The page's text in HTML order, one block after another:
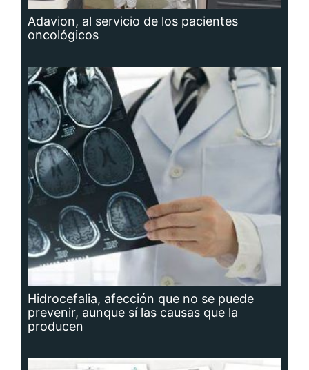
Adavion, al servicio de los pacientes
oncológicos
Hidrocefalia, afección que no se puede
prevenir, aunque sí las causas que la
producen